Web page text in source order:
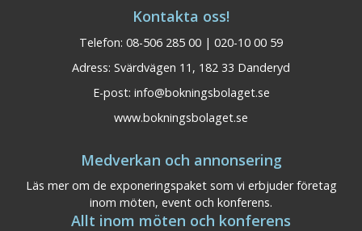
Kontakta oss!
Telefon: 08-506 285 00 | 020-10 00 59
Adress: Svärdvägen 11, 182 33 Danderyd
E-post: info@bokningsbolaget.se
www.bokningsbolaget.se
Medverkan och annonsering
Läs mer om de exponeringspaket som vi erbjuder företag
inom möten, event och konferens.
Allt inom möten och konferens